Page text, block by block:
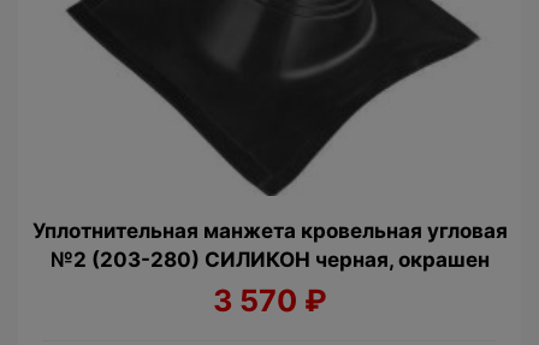
Уплотнительная манжета кровельная угловая
№2 (203-280) СИЛИКОН черная, окрашен
3 570 ₽